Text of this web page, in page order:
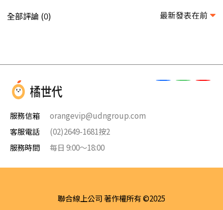
全部評論 (0) 最新發表在前
服務信箱
orangevip@udngroup.com
客服電話
(02)2649-1681按2
服務時間
每日 9:00～18:00
聯合線上公司 著作權所有 ©2025